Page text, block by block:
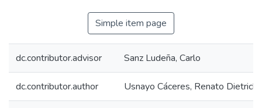
Simple item page
dc.contributor.advisor Sanz Ludeña, Carlo
dc.contributor.author Usnayo Cáceres, Renato Dietrich